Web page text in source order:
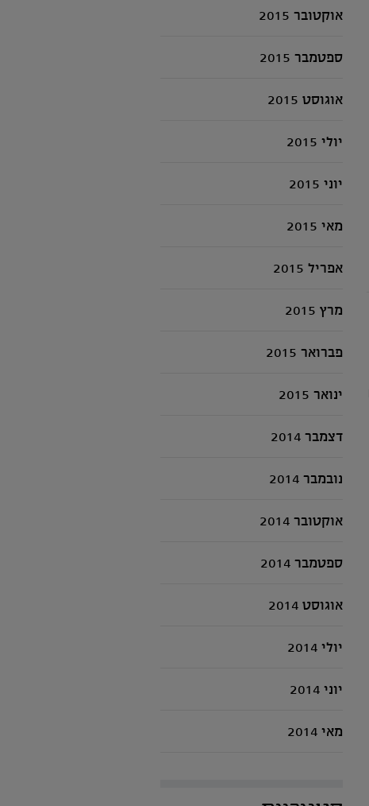
אוקטובר 2015
ספטמבר 2015
אוגוסט 2015
יולי 2015
יוני 2015
מאי 2015
אפריל 2015
מרץ 2015
פברואר 2015
ינואר 2015
דצמבר 2014
נובמבר 2014
אוקטובר 2014
ספטמבר 2014
אוגוסט 2014
יולי 2014
יוני 2014
מאי 2014